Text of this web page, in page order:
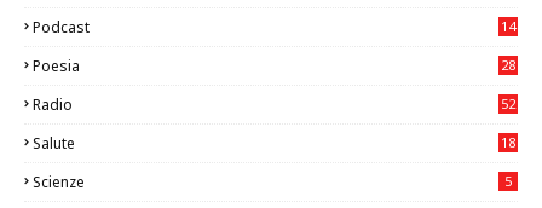
Podcast 14
Poesia 28
Radio 52
Salute
18
Scienze 5